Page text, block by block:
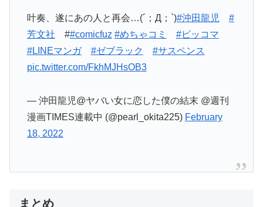
叶奏、遂にあの人と再会…(´；Д；`)#沖田龍児
#
芳文社 ##comicfuz #めちゃコミ
#ピッコマ
#LINEマンガ
#ゼブラック
#サスペンス
pic.twitter.com/FkhMJHsOB3
— 沖田龍児@ヤバい女に恋した僕の結末 @週刊
漫画TIMES連載中 (@pearl_okita225) February
18, 2022
まとめ